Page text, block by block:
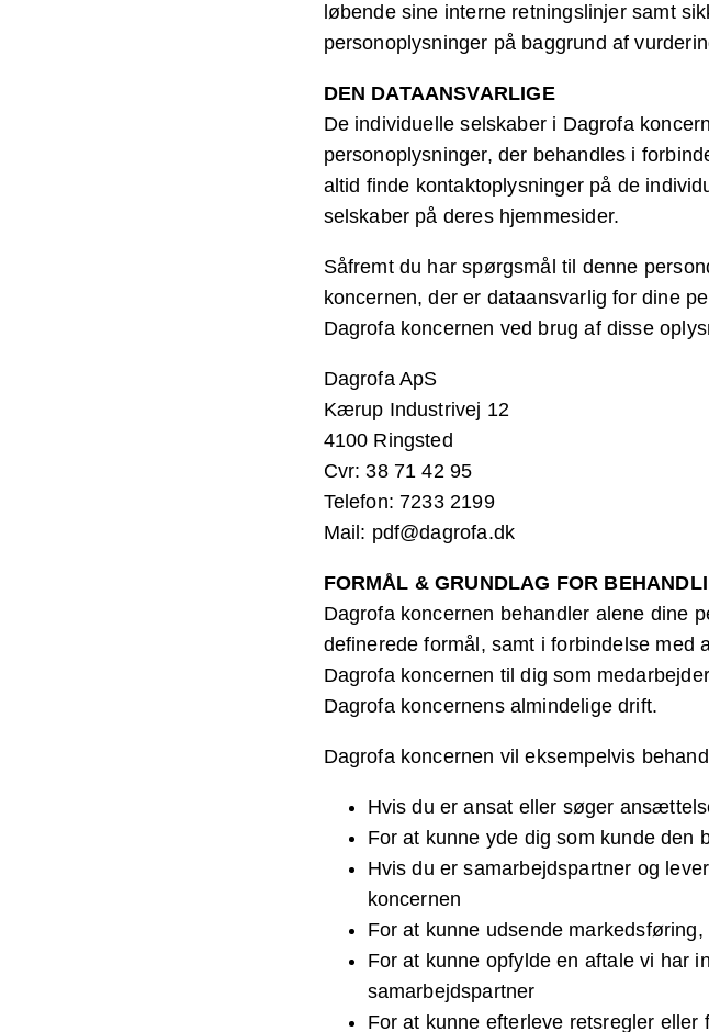
løbende sine interne retningslinjer samt
personoplysninger på baggrund af
DEN DATAANSVARLIGE
De individuelle selskaber i Dagrofa
personoplysninger, der behandles i
altid finde kontaktoplysninger på de
selskaber på deres hjemmesider.
Såfremt du har spørgsmål til denne
koncernen, der er dataansvarlig for dine
Dagrofa koncernen ved brug af disse
Dagrofa ApS
Kærup Industrivej 12
4100 Ringsted
Cvr: 38 71 42 95
Telefon: 7233 2199
Mail: pdf@dagrofa.dk
FORMÅL & GRUNDLAG FOR
Dagrofa koncernen behandler alene dine
definerede formål, samt i forbindelse med
Dagrofa koncernen til dig som
Dagrofa koncernens almindelige drift.
Dagrofa koncernen vil eksempelvis
Hvis du er ansat eller søger
For at kunne yde dig som kunde den
Hvis du er samarbejdspartner og
koncernen
For at kunne udsende
For at kunne opfylde en aftale vi har
samarbejdspartner
For at kunne efterleve retsregler